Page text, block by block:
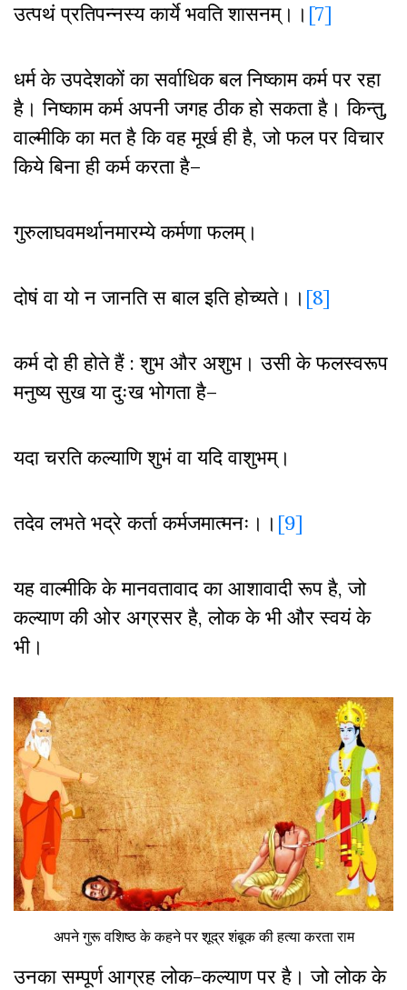
उत्पथं प्रतिपन्नस्य कार्ये भवति शासनम्।। [7]
धर्म के उपदेशकों का सर्वाधिक बल निष्काम कर्म पर रहा
है। निष्काम कर्म अपनी जगह ठीक हो सकता है। किन्तु,
वाल्मीकि का मत है कि वह मूर्ख ही है,जो फल पर विचार
किये बिना ही कर्म करता है–
गुरुलाघवमर्थानमारम्ये कर्मणा फलम्।
दोषं वा यो न जानति स बाल इति होच्यते।। [8]
कर्म दो ही होते हैं : शुभ और अशुभ। उसी के फलस्वरूप
मनुष्य सुख या दुःख भोगता है–
यदा चरति कल्याणि शुभं वा यदि वाशुभम्।
तदेव लभते भद्रे कर्ता कर्मजमात्मनः।। [9]
यह वाल्मीकि के मानवतावाद का आशावादी रूप है,जो
कल्याण की ओर अग्रसर है,लोक के भी और स्वयं के
भी।
अपने गुरू वशिष्ठ के कहने पर शूद्र शंबूक की हत्या करता राम
उनका सम्पूर्ण आग्रह लोक-कल्याण पर है। जो लोक के